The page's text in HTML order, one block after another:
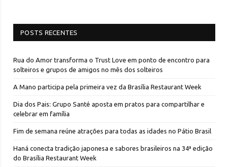
POSTS RECENTES
Rua do Amor transforma o Trust Love em ponto de encontro para
solteiros e grupos de amigos no mês dos solteiros
A Mano participa pela primeira vez da Brasília Restaurant Week
Dia dos Pais: Grupo Santé aposta em pratos para compartilhar e
celebrar em família
Fim de semana reúne atrações para todas as idades no Pátio Brasil
Haná conecta tradição japonesa e sabores brasileiros na 34ª edição
do Brasília Restaurant Week